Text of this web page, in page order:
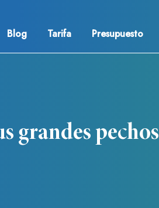
Blog Tarifa Presupuesto
grandes pechos